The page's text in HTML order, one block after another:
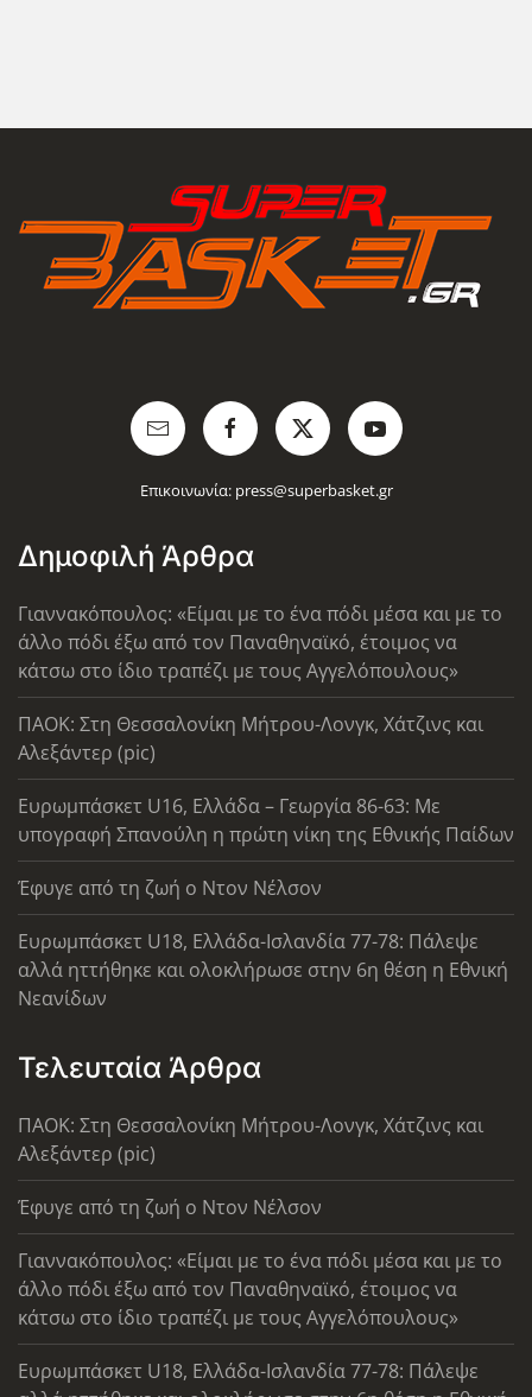
Επικοινωνία: press@superbasket.gr
Δημοφιλή Άρθρα
Γιαννακόπουλος: «Είμαι με το ένα πόδι μέσα και με το
άλλο πόδι έξω από τον Παναθηναϊκό, έτοιμος να
κάτσω στο ίδιο τραπέζι με τους Αγγελόπουλους»
ΠΑΟΚ: Στη Θεσσαλονίκη Μήτρου-Λονγκ, Χάτζινς και
Αλεξάντερ (pic)
Ευρωμπάσκετ U16, Ελλάδα – Γεωργία 86-63: Με
υπογραφή Σπανούλη η πρώτη νίκη της Εθνικής Παίδων
Έφυγε από τη ζωή ο Ντον Νέλσον
Ευρωμπάσκετ U18, Ελλάδα-Ισλανδία 77-78: Πάλεψε
αλλά ηττήθηκε και ολοκλήρωσε στην 6η θέση η Εθνική
Νεανίδων
Τελευταία Άρθρα
ΠΑΟΚ: Στη Θεσσαλονίκη Μήτρου-Λονγκ, Χάτζινς και
Αλεξάντερ (pic)
Έφυγε από τη ζωή ο Ντον Νέλσον
Γιαννακόπουλος: «Είμαι με το ένα πόδι μέσα και με το
άλλο πόδι έξω από τον Παναθηναϊκό, έτοιμος να
κάτσω στο ίδιο τραπέζι με τους Αγγελόπουλους»
Ευρωμπάσκετ U18, Ελλάδα-Ισλανδία 77-78: Πάλεψε